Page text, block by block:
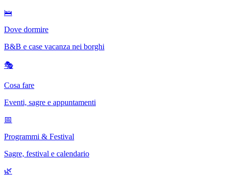
🛌
Dove dormire
B&B e case vacanza nei borghi
🎭
Cosa fare
Eventi, sagre e appuntamenti
📅
Programmi & Festival
Sagre, festival e calendario
🌿